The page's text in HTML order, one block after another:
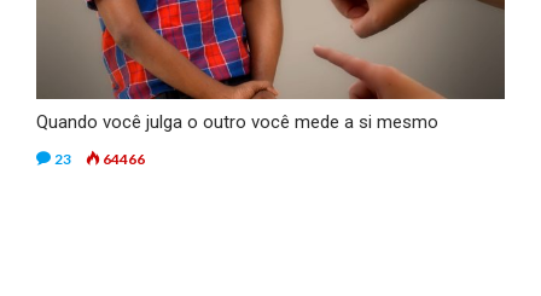
Quando você julga o outro você mede a si mesmo
23 64466